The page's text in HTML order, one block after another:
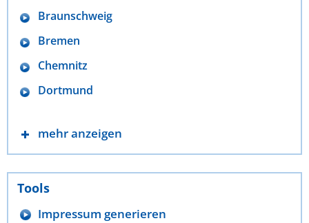
Braunschweig
Bremen
Chemnitz
Dortmund
mehr anzeigen
Tools
Impressum generieren